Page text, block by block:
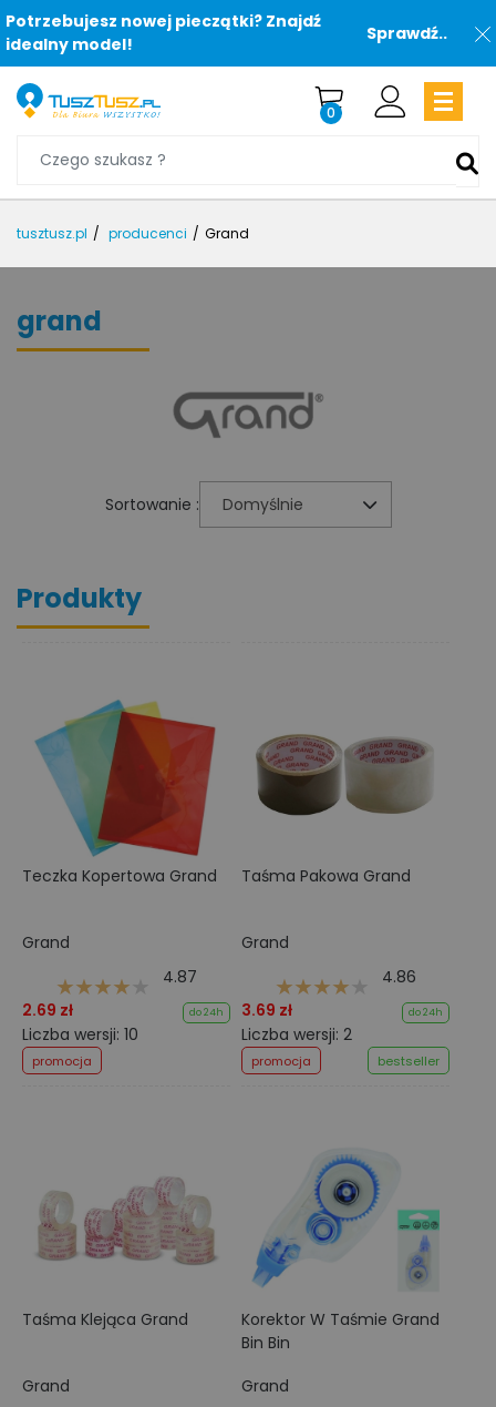
Potrzebujesz nowej pieczątki? Znajdź
idealny model!
Sprawdź..
0
tusztusz.pl producenci Grand
grand
Sortowanie : Domyślnie
Produkty
Teczka Kopertowa Grand
Grand
4.87
2.69 zł
do 24h
Liczba wersji: 10
promocja
Taśma Pakowa Grand
Grand
4.86
3.69 zł
do 24h
Liczba wersji: 2
promocja bestseller
Taśma Klejąca Grand
Grand
Korektor W Taśmie Grand
Bin Bin
Grand